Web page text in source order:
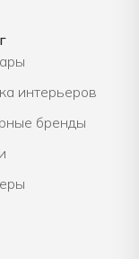
интерьеров
бренды